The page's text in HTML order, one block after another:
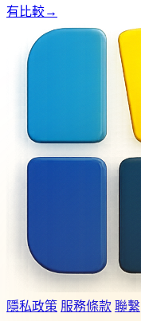
有比較→
隱私政策 服務條款 聯繫